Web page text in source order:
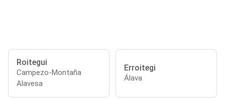
Roitegui
Campezo-Montaña
Alavesa
Erroitegi
Álava